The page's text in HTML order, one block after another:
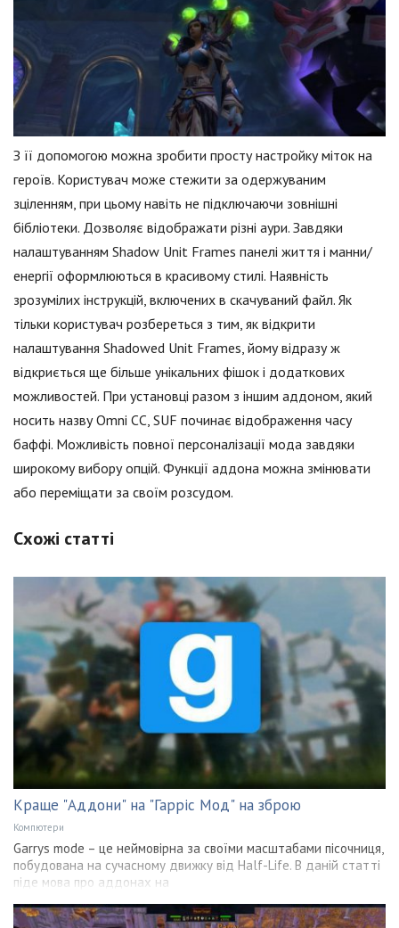
З її допомогою можна зробити просту настройку міток на
героїв. Користувач може стежити за одержуваним
зціленням, при цьому навіть не підключаючи зовнішні
бібліотеки. Дозволяє відображати різні аури. Завдяки
налаштуванням Shadow Unit Frames панелі життя і манни/
енергії оформлюються в красивому стилі. Наявність
зрозумілих інструкцій, включених в скачуваний файл. Як
тільки користувач розбереться з тим, як відкрити
налаштування Shadowed Unit Frames, йому відразу ж
відкриється ще більше унікальних фішок і додаткових
можливостей. При установці разом з іншим аддоном, який
носить назву Omni CC, SUF починає відображення часу
баффі. Можливість повної персоналізації мода завдяки
широкому вибору опцій. Функції аддона можна змінювати
або переміщати за своїм розсудом.
Схожі статті
Краще "Аддони" на "Гарріс Мод" на зброю
Компютери
Garrys mode – це неймовірна за своїми масштабами пісочниця,
побудована на сучасному движку від Half-Life. В даній статті
піде мова про аддонах на